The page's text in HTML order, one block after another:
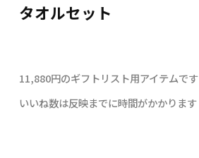
タオルセット
11,880円のギフトリスト用アイテムです
いいね数は反映までに時間がかかります